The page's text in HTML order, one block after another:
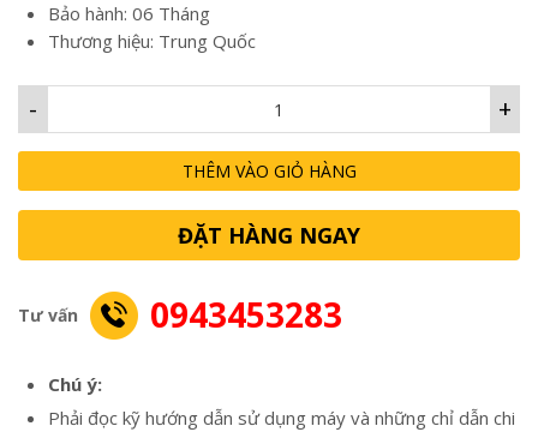
Bảo hành: 06 Tháng
Thương hiệu: Trung Quốc
+
-
THÊM VÀO GIỎ HÀNG
ĐẶT HÀNG NGAY
Tư vấn 0943453283
Chú ý:
Phải đọc kỹ hướng dẫn sử dụng máy và những chỉ dẫn chi